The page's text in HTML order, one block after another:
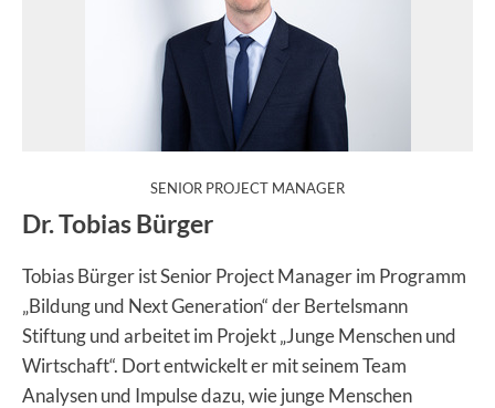
SENIOR PROJECT MANAGER:
Dr. Tobias Bürger
Tobias Bürger ist Senior Project Manager im Programm
„Bildung und Next Generation“ der Bertelsmann
Stiftung und arbeitet im Projekt „Junge Menschen und
Wirtschaft“. Dort entwickelt er mit seinem Team
Analysen und Impulse dazu, wie junge Menschen